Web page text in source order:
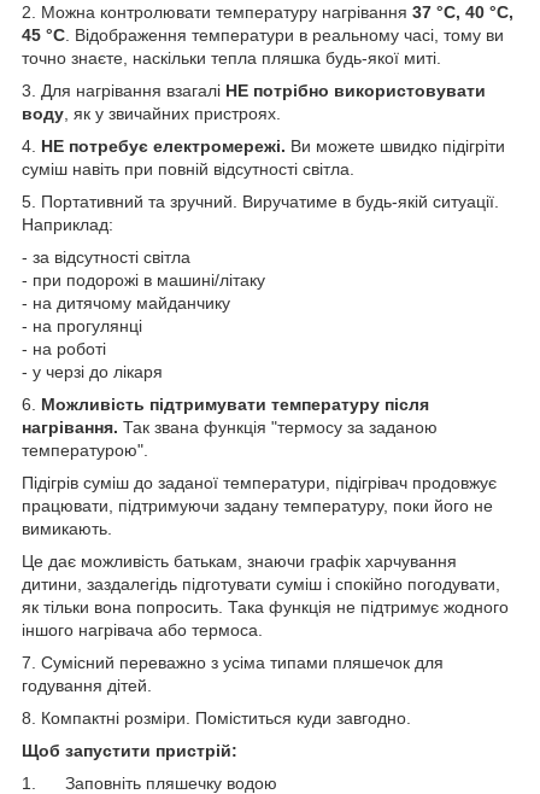
2. Можна контролювати температуру нагрівання 37 °C, 40 °C,
45 °C . Відображення температури в реальному часі, тому ви
точно знаєте, наскільки тепла пляшка будь-якої миті.
3. Для нагрівання взагалі НЕ потрібно використовувати
воду , як у звичайних пристроях.
4. НЕ потребує електромережі. Ви можете швидко підігріти
суміш навіть при повній відсутності світла.
5. Портативний та зручний. Виручатиме в будь-якій ситуації.
Наприклад:
- за відсутності світла
- при подорожі в машині/літаку
- на дитячому майданчику
- на прогулянці
- на роботі
- у черзі до лікаря
6. Можливість підтримувати температуру після
нагрівання. Так звана функція "термосу за заданою
температурою".
Підігрів суміш до заданої температури, підігрівач продовжує
працювати, підтримуючи задану температуру, поки його не
вимикають.
Це дає можливість батькам, знаючи графік харчування
дитини, заздалегідь підготувати суміш і спокійно погодувати,
як тільки вона попросить. Така функція не підтримує жодного
іншого нагрівача або термоса.
7. Сумісний переважно з усіма типами пляшечок для
годування дітей.
8. Компактні розміри. Поміститься куди завгодно.
Щоб запустити пристрій:
1. Заповніть пляшечку водою